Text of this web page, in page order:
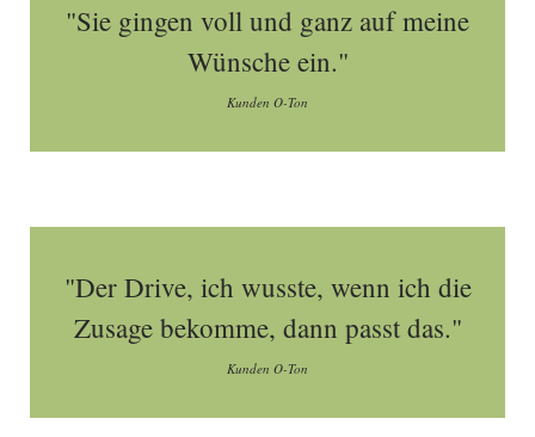
"Sie gingen voll und ganz auf meine
Wünsche ein."
Kunden O-Ton
"Der Drive, ich wusste, wenn ich die
Zusage bekomme, dann passt das."
Kunden O-Ton